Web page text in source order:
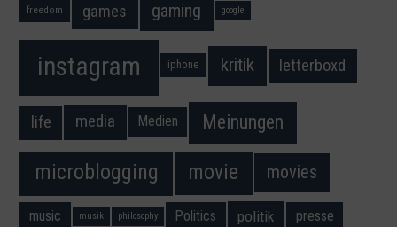
freedom games gaming google
instagram iphone kritik letterboxd
life media Medien Meinungen
microblogging movie movies
music musik philosophy Politics politik presse